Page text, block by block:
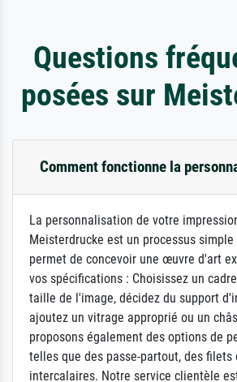
Questions
posées sur
Comment fonctionne la
La personnalisation de votre
Meisterdrucke est un processus
permet de concevoir une œuvre d'art
vos spécifications : Choisissez un
taille de l'image, décidez du support
ajoutez un vitrage approprié ou un
proposons également des options de
telles que des passe-partout, des filets
intercalaires. Notre service clientèle